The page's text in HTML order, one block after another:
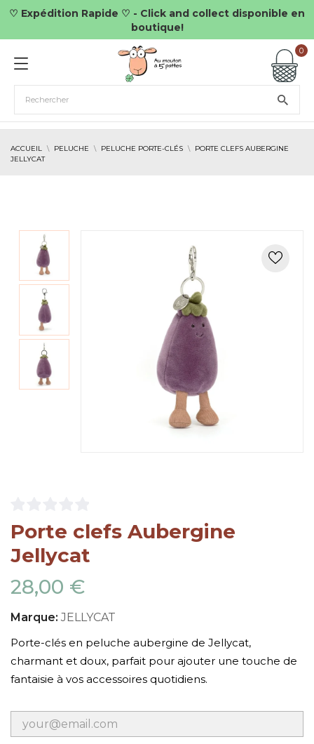
♡ Expédition Rapide ♡ - Click and collect disponible en
boutique!
0
ACCUEIL PELUCHE PELUCHE PORTE-CLÉS
PORTE CLEFS AUBERGINE
JELLYCAT
Porte clefs Aubergine
Jellycat
28,00 €
Marque: JELLYCAT
Porte-clés en peluche aubergine de Jellycat,
charmant et doux, parfait pour ajouter une touche de
fantaisie à vos accessoires quotidiens.